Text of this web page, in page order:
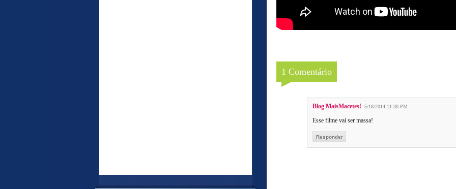
1 Comentário
Blog MaisMacetes! 5/18/2014 11:30 PM
Esse filme vai ser massa!
Responder